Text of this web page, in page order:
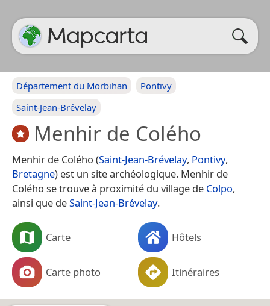
Département du Morbihan
Pontivy
Saint-Jean-Brévelay
Menhir de Colého
Menhir de Colého (Saint-Jean-Brévelay, Pontivy,
Bretagne) est un site archéologique. Menhir de
Colého se trouve à proximité du village de Colpo,
ainsi que deSaint-Jean-Brévelay.
Carte Hôtels
Carte photo Itinéraires